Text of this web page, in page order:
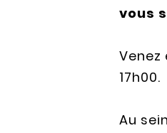
vous
17h00.
Au